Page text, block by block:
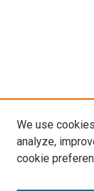
We use
analyze,
cookie